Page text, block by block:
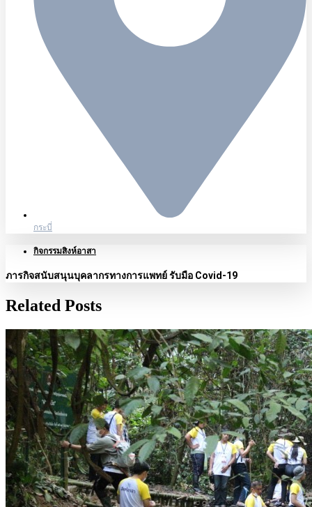
กระบี่
กิจกรรมสิงห์อาสา
ภารกิจสนับสนุนบุคลากรทางการแพทย์ รับมือ Covid-19
Related Posts